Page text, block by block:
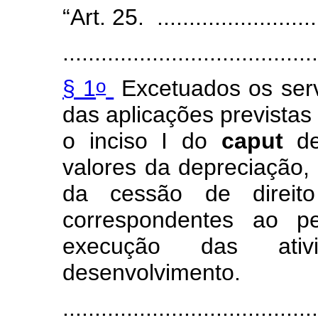
“Art. 25.
§ 1o
Excetuados os
das aplicações
o inciso I do caput
valores da
da cessão de
correspondentes ao
execução das
desenvolvimento.